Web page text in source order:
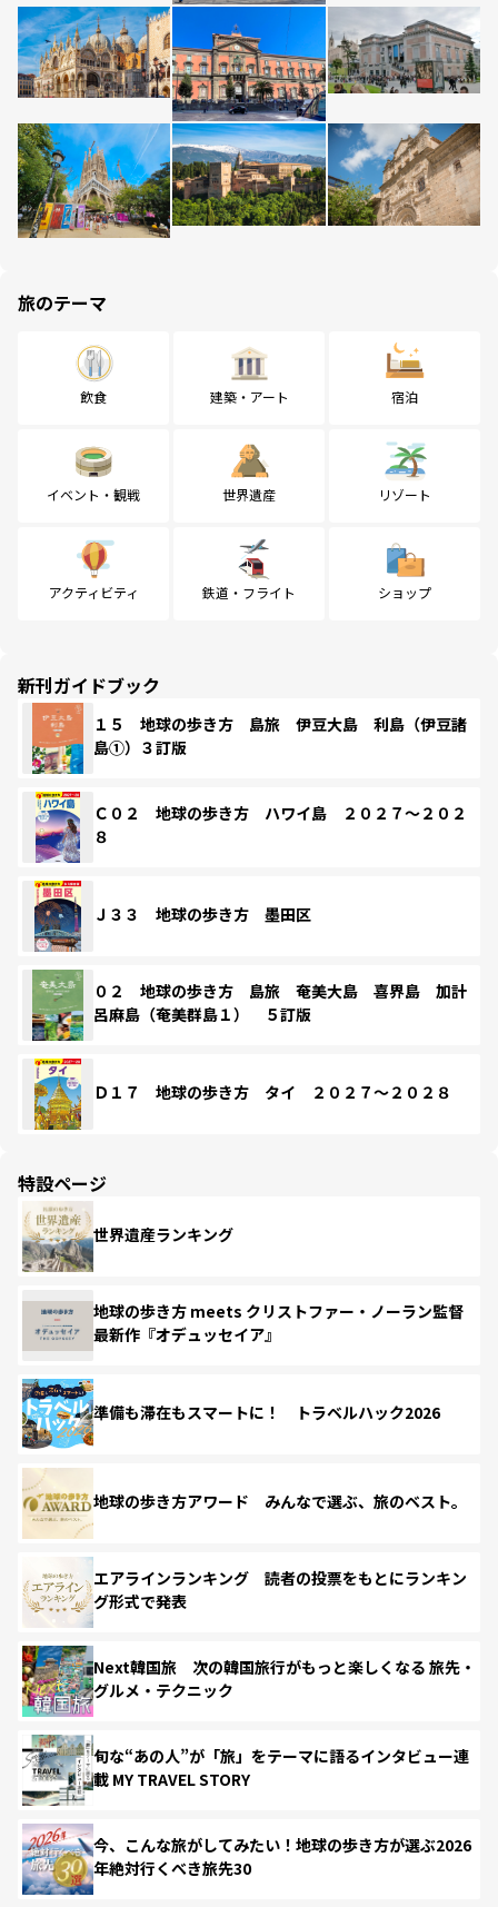
旅のテーマ
飲食 建築・アート 宿泊
イベント・観戦 世界遺産 リゾート
アクティビティ 鉄道・フライト ショップ
新刊ガイドブック
１５ 地球の歩き方 島旅 伊豆大島 利島（伊豆諸
島①）３訂版
Ｃ０２ 地球の歩き方 ハワイ島 ２０２７～２０２
８
Ｊ３３ 地球の歩き方 墨田区
０２ 地球の歩き方 島旅 奄美大島 喜界島 加計
呂麻島（奄美群島１） ５訂版
Ｄ１７ 地球の歩き方 タイ ２０２７～２０２８
特設ページ
世界遺産ランキング
地球の歩き方 meets クリストファー・ノーラン監督
最新作『オデュッセイア』
準備も滞在もスマートに！ トラベルハック2026
地球の歩き方アワード みんなで選ぶ、旅のベスト。
エアラインランキング 読者の投票をもとにランキン
グ形式で発表
Next韓国旅 次の韓国旅行がもっと楽しくなる 旅先・
グルメ・テクニック
旬な“あの人”が「旅」をテーマに語るインタビュー連
載 MY TRAVEL STORY
今、こんな旅がしてみたい！地球の歩き方が選ぶ2026
年絶対行くべき旅先30